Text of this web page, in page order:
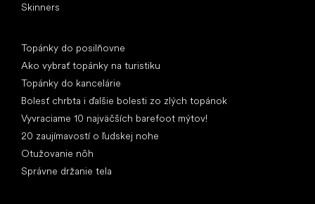
Skinners
Topánky do posilňovne
Ako vybrať topánky na turistiku
Topánky do kancelárie
Bolesť chrbta i ďalšie bolesti zo zlých topánok
Vyvraciame 10 najväčších barefoot mýtov!
20 zaujímavostí o ľudskej nohe
Otužovanie nôh
Správne držanie tela